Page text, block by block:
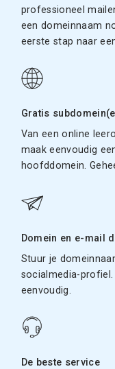
professioneel
een domeinnaam
eerste stap naar
Gratis
Van een online
maak eenvoudig
hoofddomein.
Domein en e-mail
Stuur je
socialmedia-
eenvoudig.
De beste service